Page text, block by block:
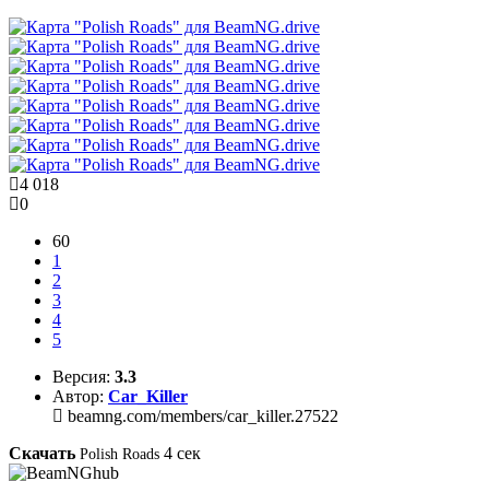
4 018
0
60
1
2
3
4
5
Версия: 3.3
Автор: Car_Killer
beamng.com/members/car_killer.27522
Скачать Polish Roads 4 сек